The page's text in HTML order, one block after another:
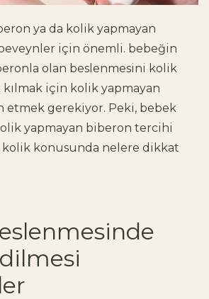
ya da kolik yapmayan
için önemli. bebeğin
olan beslenmesini kolik
kılmak için kolik yapmayan
etmek gerekiyor. Peki, bebek
yapmayan biberon tercihi
konusunda nelere dikkat